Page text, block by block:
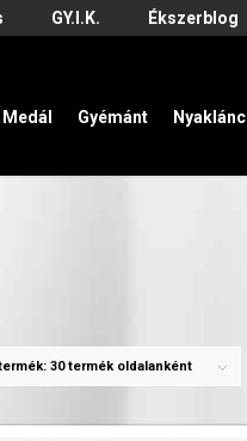
GY.I.K. Ékszerblog
Medál Gyémánt Nyaklánc
30 termék oldalanként